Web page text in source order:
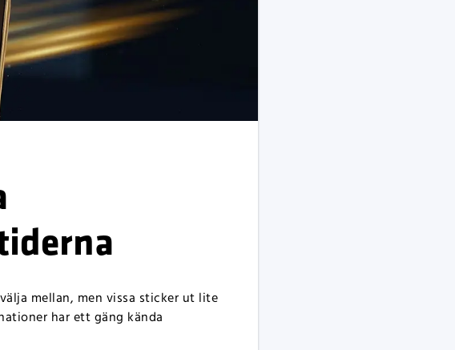
mellan, men vissa sticker ut lite
har ett gäng kända